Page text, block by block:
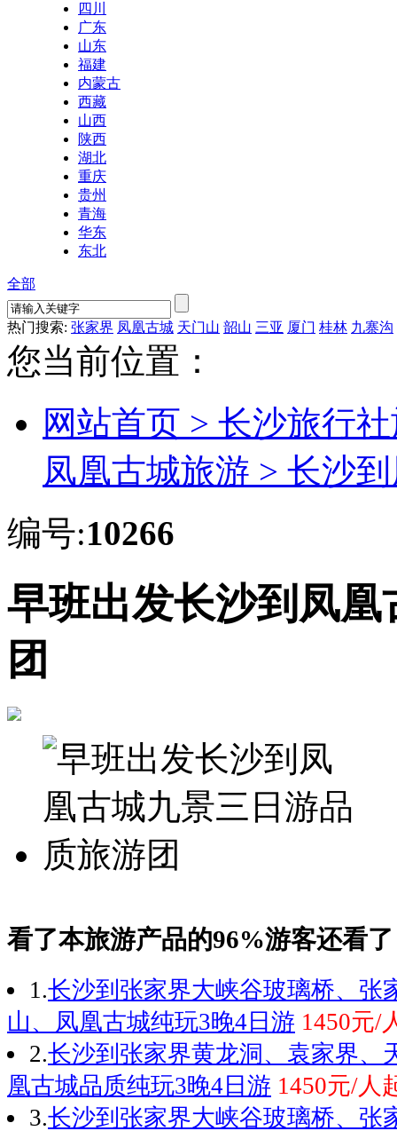
四川
广东
山东
福建
内蒙古
西藏
山西
陕西
湖北
重庆
贵州
青海
华东
东北
全部
热门搜索: 张家界 凤凰古城 天门山 韶山 三亚 厦门 桂林 九寨沟
您当前位置：
网站首页 > 长沙旅行
凤凰古城旅游 > 长沙
编号:10266
早班出发长沙到凤
团
看了本旅游产品的96%游客还看
1.长沙到张家界大峡谷玻璃桥、张
山、凤凰古城纯玩3晚4日游 1450元/
2.长沙到张家界黄龙洞、袁家界、
凰古城品质纯玩3晚4日游 1450元/人
3.长沙到张家界大峡谷玻璃桥、张